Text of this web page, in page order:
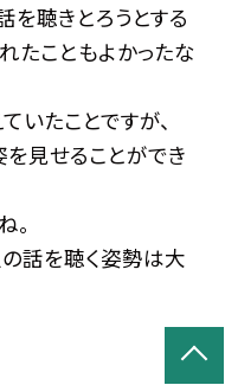
を聴きとろうとする
たこともよかったな
いたことですが、
見せることができ
。
の話を聴く姿勢は大